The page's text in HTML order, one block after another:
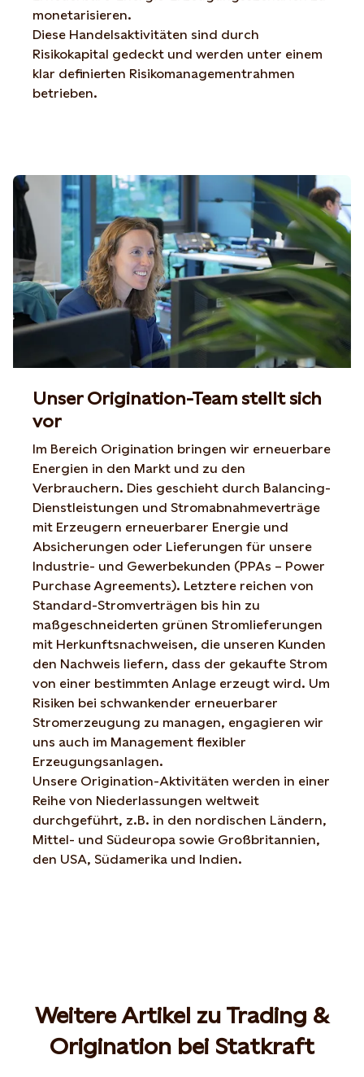
monetarisieren.
Diese Handelsaktivitäten sind durch
Risikokapital gedeckt und werden unter einem
klar definierten Risikomanagementrahmen
betrieben.
Unser Origination-Team stellt sich
vor
Im Bereich Origination bringen wir erneuerbare
Energien in den Markt und zu den
Verbrauchern. Dies geschieht durch Balancing-
Dienstleistungen und Stromabnahmeverträge
mit Erzeugern erneuerbarer Energie und
Absicherungen oder Lieferungen für unsere
Industrie- und Gewerbekunden (PPAs – Power
Purchase Agreements). Letztere reichen von
Standard-Stromverträgen bis hin zu
maßgeschneiderten grünen Stromlieferungen
mit Herkunftsnachweisen, die unseren Kunden
den Nachweis liefern, dass der gekaufte Strom
von einer bestimmten Anlage erzeugt wird. Um
Risiken bei schwankender erneuerbarer
Stromerzeugung zu managen, engagieren wir
uns auch im Management flexibler
Erzeugungsanlagen.
Unsere Origination-Aktivitäten werden in einer
Reihe von Niederlassungen weltweit
durchgeführt, z.B. in den nordischen Ländern,
Mittel- und Südeuropa sowie Großbritannien,
den USA, Südamerika und Indien.
Weitere Artikel zu Trading &
Origination bei Statkraft